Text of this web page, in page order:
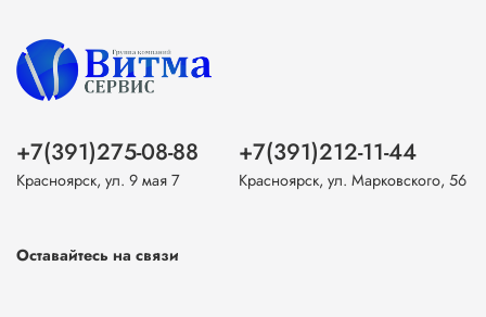
+7(391)275-08-88
Красноярск, ул. 9 мая 7
+7(391)212-11-44
Красноярск, ул. Марковского, 56
Оставайтесь на связи